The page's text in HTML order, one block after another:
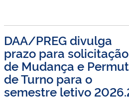
DAA/PREG divulga
prazo para solicitação
de Mudança e
de Turno para o
semestre letivo